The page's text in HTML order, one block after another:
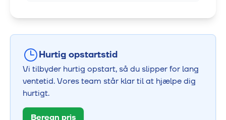
Hurtig opstartstid
Vi tilbyder hurtig opstart, så du slipper for lang
ventetid. Vores team står klar til at hjælpe dig
hurtigt.
Beregn pris